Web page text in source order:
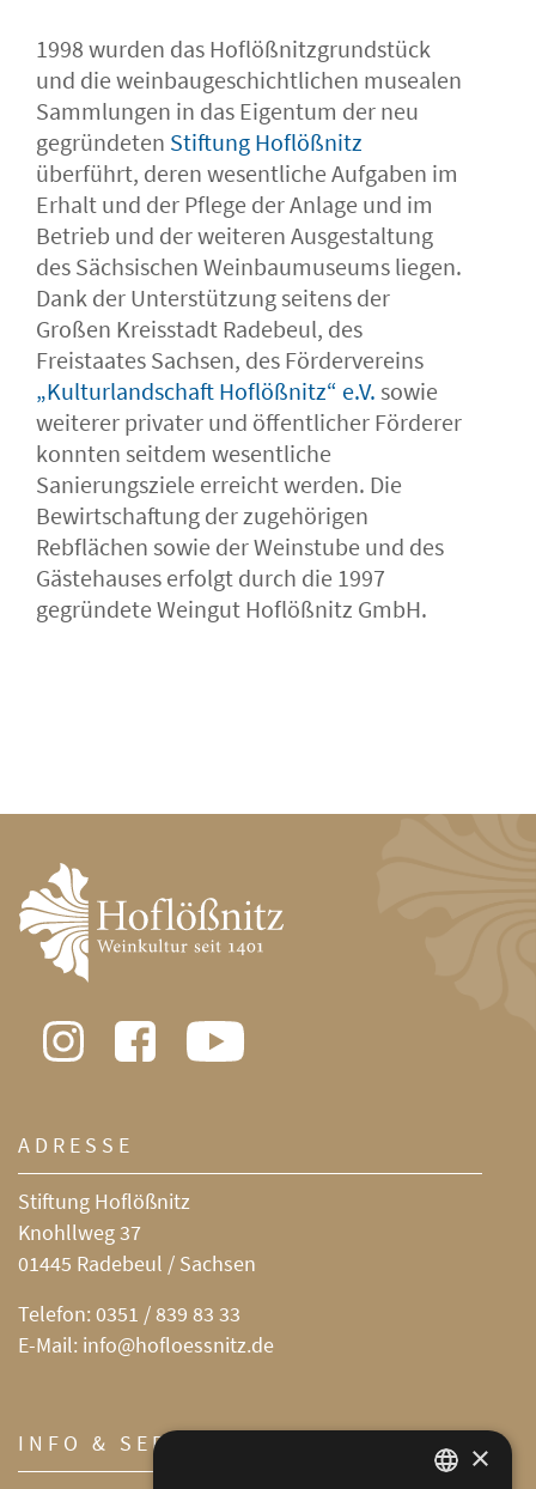
1998 wurden das Hoflößnitzgrundstück
und die weinbaugeschichtlichen musealen
Sammlungen in das Eigentum der neu
gegründeten Stiftung Hoflößnitz
überführt, deren wesentliche Aufgaben im
Erhalt und der Pflege der Anlage und im
Betrieb und der weiteren Ausgestaltung
des Sächsischen Weinbaumuseums liegen.
Dank der Unterstützung seitens der
Großen Kreisstadt Radebeul, des
Freistaates Sachsen, des Fördervereins
„Kulturlandschaft Hoflößnitz“ e.V. sowie
weiterer privater und öffentlicher Förderer
konnten seitdem wesentliche
Sanierungsziele erreicht werden. Die
Bewirtschaftung der zugehörigen
Rebflächen sowie der Weinstube und des
Gästehauses erfolgt durch die 1997
gegründete Weingut Hoflößnitz GmbH.
ADRESSE
Stiftung Hoflößnitz
Knohllweg 37
01445 Radebeul / Sachsen
Telefon: 0351 / 839 83 33
E-Mail: info@hofloessnitz.de
INFO & SERVICE ×